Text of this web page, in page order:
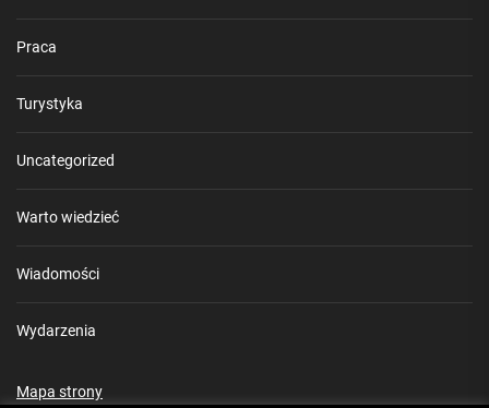
Praca
Turystyka
Uncategorized
Warto wiedzieć
Wiadomości
Wydarzenia
Mapa strony